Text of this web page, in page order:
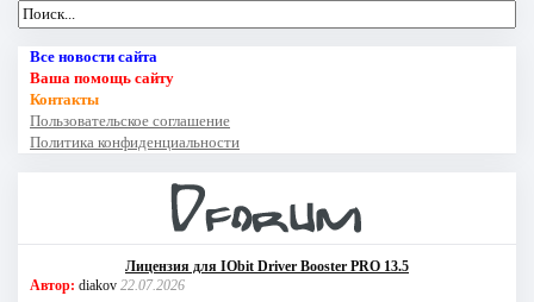
Все новости сайта
Ваша помощь сайту
Контакты
Пользовательское соглашение
Политика конфиденциальности
Лицензия для IObit Driver Booster PRO 13.5
Автор: diakov 22.07.2026